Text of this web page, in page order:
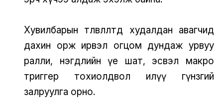
Хувилбарын төлөвлөлтөд худалдан авагчид
дахин орж ирвэл огцом дундаж урвуу
ралли, нэгдлийн үе шат, эсвэл макро
триггер тохиолдвол илүү гүнзгий
залруулга орно.